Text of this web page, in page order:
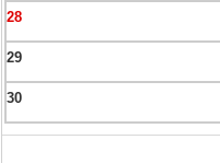
28
29
30